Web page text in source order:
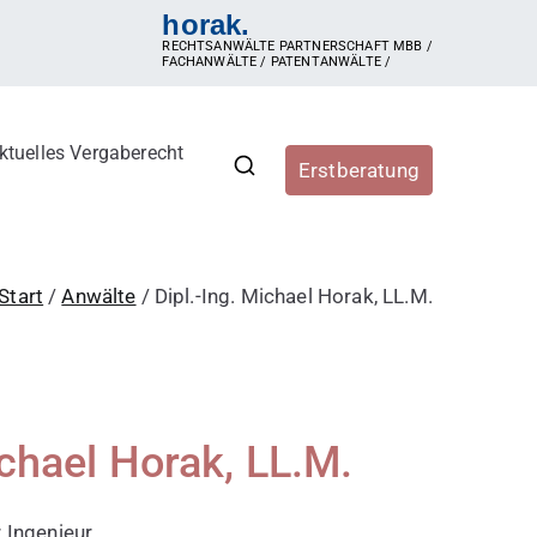
horak.
RECHTSANWÄLTE PARTNERSCHAFT MBB /
FACHANWÄLTE / PATENTANWÄLTE /
Vergabestellen sowie
e-Vergabe, öffentliche Ausschreibung,
Zuschlag, vorzeitige Beendigung der Vergabe,
Vergaberecht
Erstberatung
Anwälte Dipl.-Ing. Michael Horak, LL.M.
Horak, LL.M.
Ingenieur